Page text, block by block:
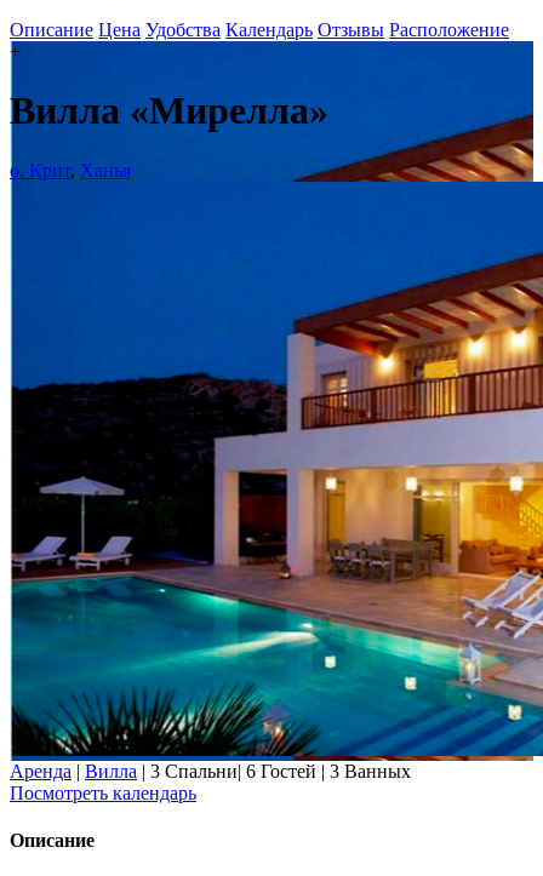
Описание Цена Удобства Календарь Отзывы Расположение
+
Вилла «Мирелла»
о. Крит, Ханья
Аренда | Вилла | 3 Спальни| 6 Гостей | 3 Ванных
Посмотреть календарь
Описание